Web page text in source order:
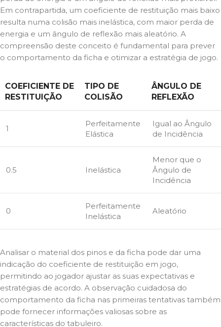
Em contrapartida, um coeficiente de restituição mais baixo
resulta numa colisão mais inelástica, com maior perda de
energia e um ângulo de reflexão mais aleatório. A
compreensão deste conceito é fundamental para prever
o comportamento da ficha e otimizar a estratégia de jogo.
COEFICIENTE DE
RESTITUIÇÃO
TIPO DE
COLISÃO
ÂNGULO DE
REFLEXÃO
1
Perfeitamente
Elástica
Igual ao Ângulo
de Incidência
0.5 Inelástica
Menor que o
Ângulo de
Incidência
0
Perfeitamente
Inelástica
Aleatório
Analisar o material dos pinos e da ficha pode dar uma
indicação do coeficiente de restituição em jogo,
permitindo ao jogador ajustar as suas expectativas e
estratégias de acordo. A observação cuidadosa do
comportamento da ficha nas primeiras tentativas também
pode fornecer informações valiosas sobre as
características do tabuleiro.